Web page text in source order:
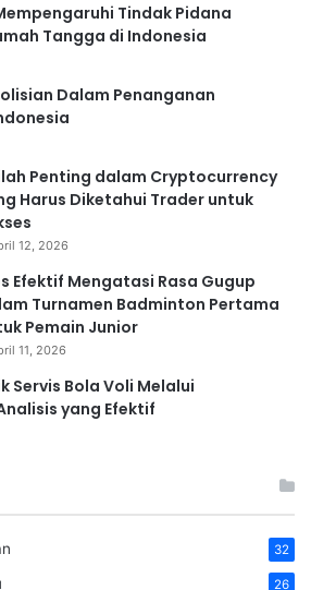
Tindak Pidana
Tangga di Indonesia
Dalam Penanganan
Penting dalam Cryptocurrency
Harus Diketahui Trader untuk
12, 2026
Efektif Mengatasi Rasa Gugup
Turnamen Badminton Pertama
Pemain Junior
11, 2026
Servis Bola Voli Melalui
yang Efektif
32
26